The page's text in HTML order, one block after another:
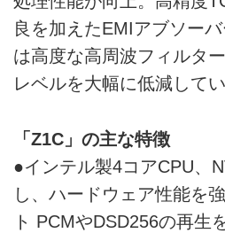
良を加えたEMIアブソー
は高度な高周波フィルタ
レベルを大幅に低減してい
「Z1C」の主な特徴
●インテル製4コアCPU、
し、ハードウェア性能を
ト PCMやDSD256の再生